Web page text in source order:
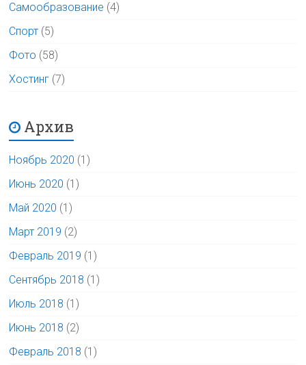
Самообразование (4)
Спорт (5)
Фото (58)
Хостинг (7)
Архив
Ноябрь 2020 (1)
Июнь 2020 (1)
Май 2020 (1)
Март 2019 (2)
Февраль 2019 (1)
Сентябрь 2018 (1)
Июль 2018 (1)
Июнь 2018 (2)
Февраль 2018 (1)